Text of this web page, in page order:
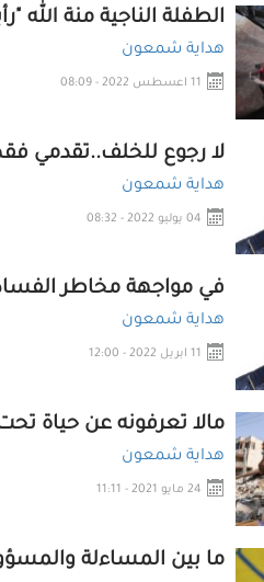
الطفلة الناجية منة الله
هداية شمعون
11 اعسطس 2022 - 08:09
لا رجوع للخلف..تقدمي
هداية شمعون
04 يوليو 2022 - 08:32
في مواجهة مخاطر الفساد
هداية شمعون
11 ابريل 2022 - 12:00
مالا تعرفونه عن حياة
هداية شمعون
24 مايو 2021 - 11:11
ما بين المساءلة